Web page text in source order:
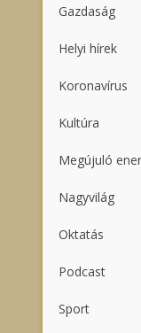
Gazdaság
Helyi hírek
Koronavírus
Kultúra
Megújuló
Nagyvilág
Oktatás
Podcast
Sport